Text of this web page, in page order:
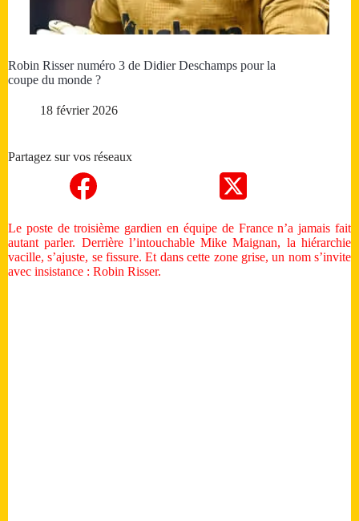
Robin Risser numéro 3 de Didier Deschamps pour la
coupe du monde ?
18 février 2026
Partagez sur vos réseaux
Le poste de troisième gardien en équipe de France n’a jamais fait
autant parler. Derrière l’intouchable Mike Maignan, la hiérarchie
vacille, s’ajuste, se fissure. Et dans cette zone grise, un nom s’invite
avec insistance : Robin Risser.